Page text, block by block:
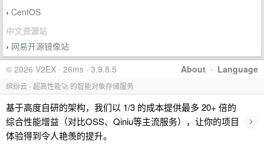
› CentOS
中文资源站
› 网易开源镜像站
About · Language
© 2026 V2EX · 26ms · 3.9.8.5
缤纷云 - 超高性能🚀 的智能对象存储服务
基于高度自研的架构，我们以 1/3 的成本提供最多 20+ 倍的
综合性能增益（对比OSS、Qiniu等主流服务），让你的项目
体验得到令人艳羡的提升。
›